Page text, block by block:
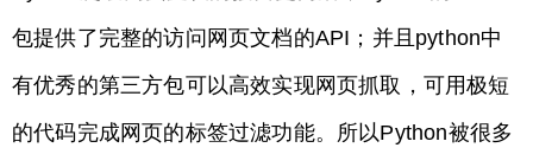
包提供了完整的访问网页文档的API；并且python中
有优秀的第三方包可以高效实现网页抓取，可用极短
的代码完成网页的标签过滤功能。所以Python被很多